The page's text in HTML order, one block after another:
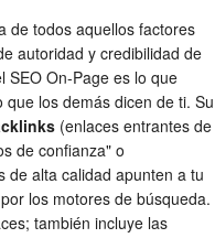
de todos aquellos factores
autoridad y credibilidad de
SEO On-Page es lo que
los demás dicen de ti. Su
(enlaces entrantes de
de confianza" o
de alta calidad apunten a tu
los motores de búsqueda.
también incluye las